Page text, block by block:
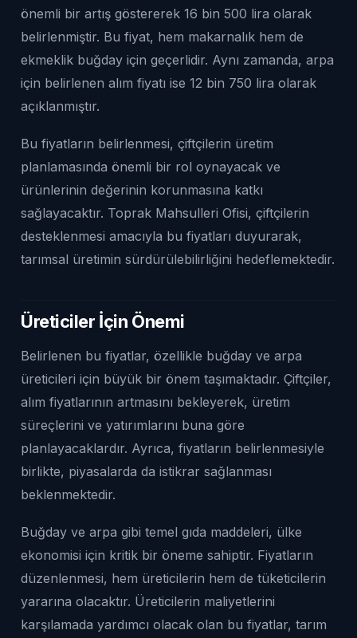
önemli bir artış göstererek 16 bin 500 lira olarak
belirlenmiştir. Bu fiyat, hem makarnalık hem de
ekmeklik buğday için geçerlidir. Aynı zamanda, arpa
için belirlenen alım fiyatı ise 12 bin 750 lira olarak
açıklanmıştır.
Bu fiyatların belirlenmesi, çiftçilerin üretim
planlamasında önemli bir rol oynayacak ve
ürünlerinin değerinin korunmasına katkı
sağlayacaktır. Toprak Mahsulleri Ofisi, çiftçilerin
desteklenmesi amacıyla bu fiyatları duyurarak,
tarımsal üretimin sürdürülebilirliğini hedeflemektedir.
Üreticiler İçin Önemi
Belirlenen bu fiyatlar, özellikle buğday ve arpa
üreticileri için büyük bir önem taşımaktadır. Çiftçiler,
alım fiyatlarının artmasını bekleyerek, üretim
süreçlerini ve yatırımlarını buna göre
planlayacaklardır. Ayrıca, fiyatların belirlenmesiyle
birlikte, piyasalarda da istikrar sağlanması
beklenmektedir.
Buğday ve arpa gibi temel gıda maddeleri, ülke
ekonomisi için kritik bir öneme sahiptir. Fiyatların
düzenlenmesi, hem üreticilerin hem de tüketicilerin
yararına olacaktır. Üreticilerin maliyetlerini
karşılamada yardımcı olacak olan bu fiyatlar, tarım